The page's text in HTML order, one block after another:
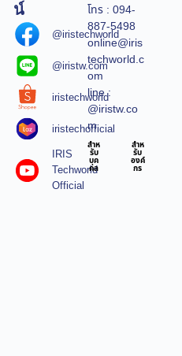
น์
@iristechworld
@iristw.com
iristechworld
iristechofficial
IRIS
Techworld
Official
โทร : 094-
887-5498
online@iris
techworld.c
om
line :
@iristw.co
m
สำห
รับ
บุค
คล
สำห
รับ
องค์
กร